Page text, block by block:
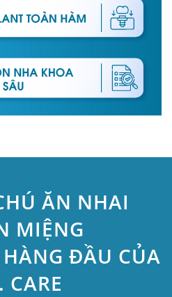
ĂN NHAI
MIỆNG
ĐẦU CỦA
CARE